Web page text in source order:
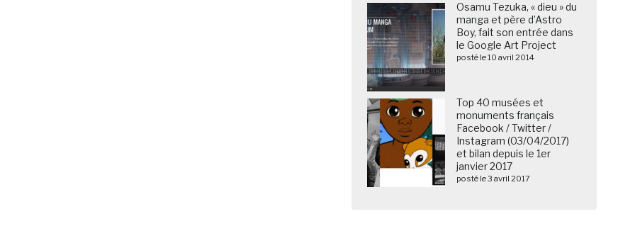
Osamu Tezuka, « dieu » du
manga et père d’Astro
Boy, fait son entrée dans
le Google Art Project
posté le 10 avril 2014
Top 40 musées et
monuments français
Facebook / Twitter /
Instagram (03/04/2017)
et bilan depuis le 1er
janvier 2017
posté le 3 avril 2017